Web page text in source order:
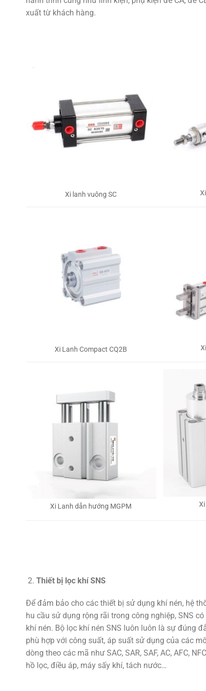
xuất từ khách hàng.
Xi lanh vuông SC
Xi Lanh Compact CQ2B
Xi Lanh dẫn hướng MGPM
Thiết bị lọc khí SNS
Để đảm bảo cho các thiết bị sử dụng khí nén, hệ
hu cầu sử dụng rộng rãi trong công nghiệp, SNS
khí nén. Bộ lọc khí nén SNS luôn luôn là sự đúng
phù hợp với công suất, áp suất sử dụng của các
dòng theo các mã như SAC, SAR, SAF, AC, AFC,
hồ lọc, điều áp, máy sấy khí, tách nước…